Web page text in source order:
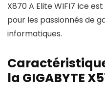
X870 A Elite WIFI7 Ice
pour les passionnés de
informatiques.
la GIGABYTE